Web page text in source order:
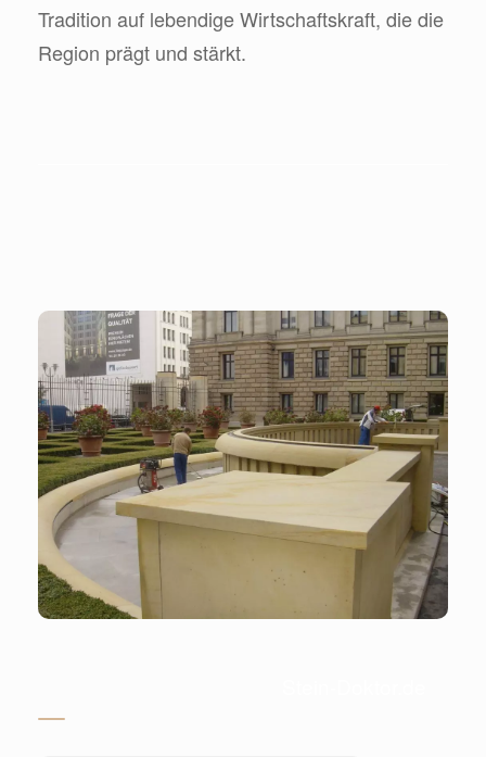
Tradition auf lebendige Wirtschaftskraft, die die
Region prägt und stärkt.